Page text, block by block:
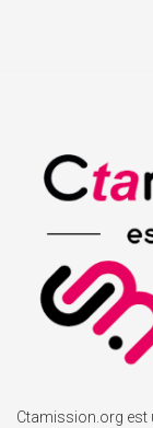
Ctamission.org est